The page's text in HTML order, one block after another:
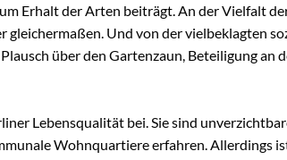
Erhalt der Arten beiträgt. An der Vielfalt
gleichermaßen. Und von der vielbeklagten
über den Gartenzaun, Beteiligung an
Lebensqualität bei. Sie sind
Wohnquartiere erfahren. Allerdings